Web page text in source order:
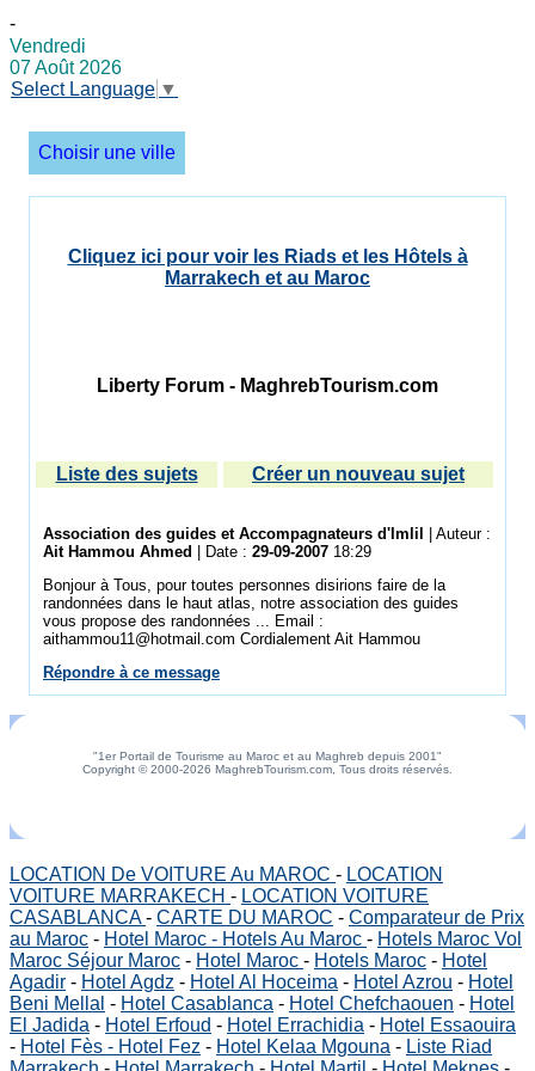
-
Vendredi
07 Août 2026
Select Language ▼
Choisir une ville
Cliquez ici pour voir les Riads et les Hôtels à
Marrakech et au Maroc
Liberty Forum - MaghrebTourism.com
Liste des sujets Créer un nouveau sujet
Association des guides et Accompagnateurs d'Imlil
| Auteur :
Ait Hammou Ahmed
| Date : 29-09-2007 18:29
Bonjour à Tous, pour toutes personnes disirions faire de la
randonnées dans le haut atlas, notre association des guides
vous propose des randonnées ... Email :
aithammou11@hotmail.com Cordialement Ait Hammou
Répondre à ce message
"1er Portail de Tourisme au Maroc et au Maghreb depuis 2001"
Copyright © 2000-2026 MaghrebTourism.com, Tous droits réservés.
LOCATION De VOITURE Au MAROC - LOCATION
VOITURE MARRAKECH - LOCATION VOITURE
CASABLANCA- CARTE DU MAROC - Comparateur de Prix
au Maroc - Hotel Maroc - Hotels Au Maroc - Hotels Maroc Vol
Maroc Séjour Maroc - Hotel Maroc - Hotels Maroc - Hotel
Agadir - Hotel Agdz - Hotel Al Hoceima - Hotel Azrou - Hotel
Beni Mellal - Hotel Casablanca - Hotel Chefchaouen - Hotel
El Jadida - Hotel Erfoud - Hotel Errachidia - Hotel Essaouira
- Hotel Fès - Hotel Fez - Hotel Kelaa Mgouna - Liste Riad